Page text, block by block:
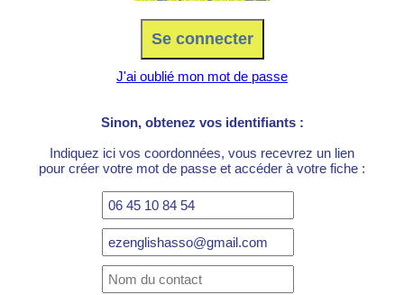
J'ai oublié mon mot de passe
Sinon, obtenez vos identifiants :
Indiquez ici vos coordonnées, vous recevrez un lien
pour créer votre mot de passe et accéder à votre fiche :